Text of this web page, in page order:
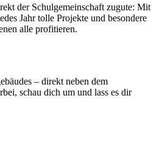
der Schulgemeinschaft zugute: Mit
Jahr tolle Projekte und besondere
alle profitieren.
– direkt neben dem
schau dich um und lass es dir